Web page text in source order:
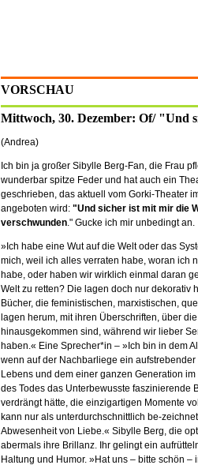
VORSCHAU
Mittwoch, 30. Dezember: Of/ "Und
(Andrea)
Ich bin ja großer Sibylle Berg-Fan, die Frau
wunderbar spitze Feder und hat auch ein
geschrieben, das aktuell vom Gorki-Theater
angeboten wird: "Und sicher ist mit mir die
verschwunden." Gucke ich mir unbedingt an.
»Ich habe eine Wut auf die Welt oder das
mich, weil ich alles verraten habe, woran ich
habe, oder haben wir wirklich einmal daran
Welt zu retten? Die lagen doch nur dekorativ
Bücher, die feministischen, marxistischen,
lagen herum, mit ihren Überschriften, über
hinausgekommen sind, während wir lieber
haben.« Eine Sprecher*in – »Ich bin in dem
wenn auf der Nachbarliege ein
Lebens und dem einer ganzen Generation
des Todes das Unterbewusste faszinierende
verdrängt hätte, die einzigartigen Momente
kann nur als unterdurchschnittlich be-
Abwesenheit von Liebe.« Sibylle Berg, die
abermals ihre Brillanz. Ihr gelingt ein
Haltung und Humor. »Hat uns – bitte schön